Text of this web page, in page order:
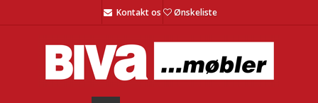
Kontakt os Ønskeliste